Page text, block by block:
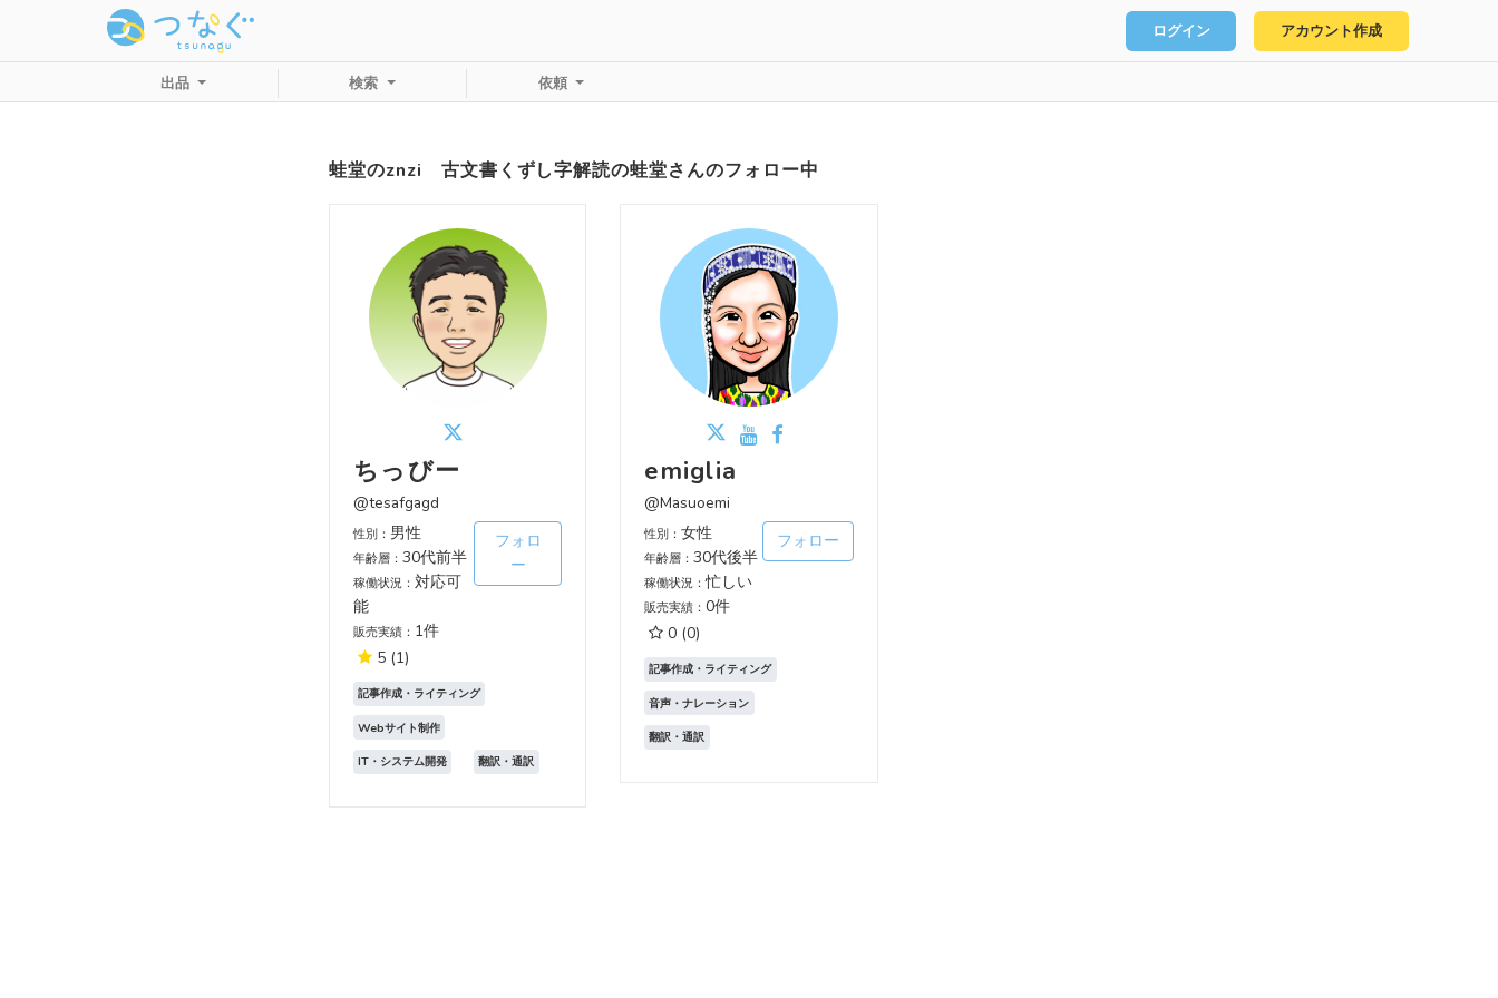
ログイン アカウント作成
出品 検索 依頼
蛙堂のznzi 古文書くずし字解読の蛙堂さんのフォロー中
ちっびー
@tesafgagd
性別： 男性
年齢層： 30代前半
稼働状況： 対応可
能
販売実績： 1件
5 (1)
フォロ
ー
記事作成・ライティング
Webサイト制作
IT・システム開発 翻訳・通訳
emiglia
@Masuoemi
性別：女性
年齢層：30代後半
稼働状況：忙しい
販売実績：0件
0 (0)
フォロー
記事作成・ライティング
音声・ナレーション
翻訳・通訳